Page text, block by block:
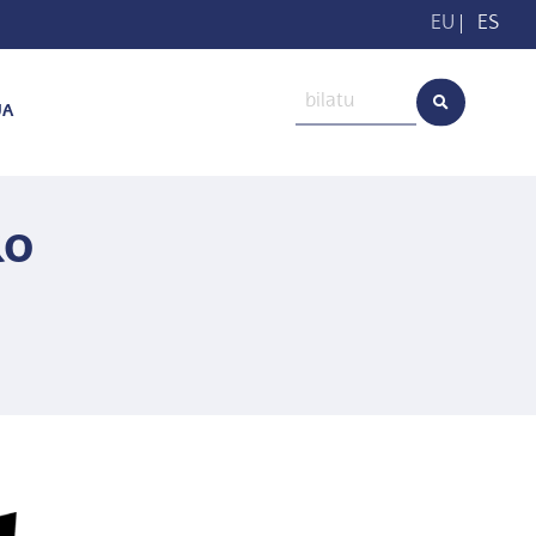
EU ES